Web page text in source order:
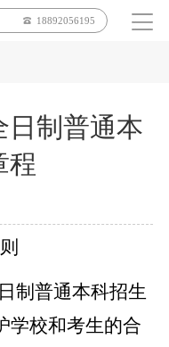
18892056195
日制普通本
程
制普通本科招生
学校和考生的合